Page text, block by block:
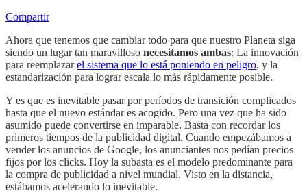
Compartir
Ahora que tenemos que cambiar todo para que nuestro Planeta siga
siendo un lugar tan maravilloso necesitamos ambas: La innovación
para reemplazarel sistema que lo está poniendo en peligro, y la
estandarización para lograr escala lo más rápidamente posible.
Y es que es inevitable pasar por períodos de transición complicados
hasta que el nuevo estándar es acogido. Pero una vez que ha sido
asumido puede convertirse en imparable. Basta con recordar los
primeros tiempos de la publicidad digital. Cuando empezábamos a
vender los anuncios de Google, los anunciantes nos pedían precios
fijos por los clicks. Hoy la subasta es el modelo predominante para
la compra de publicidad a nivel mundial. Visto en la distancia,
estábamos acelerando lo inevitable.